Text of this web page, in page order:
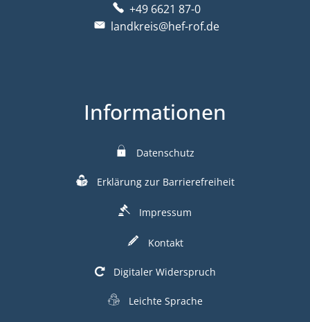
+49 6621 87-0
landkreis@hef-rof.de
Informationen
Datenschutz
Erklärung zur Barrierefreiheit
Impressum
Kontakt
Digitaler Widerspruch
Leichte Sprache